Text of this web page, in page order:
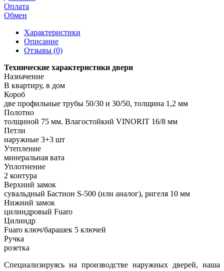
Оплата
Обмен
Характеристики
Описание
Отзывы (0)
Технические характеристики двери
Назначение
В квартиру, в дом
Короб
две профильные трубы 50/30 и 30/50, толщина 1,2 мм
Полотно
толщиной 75 мм. Влагостойкий VINORIT 16/8 мм
Петли
наружные 3+3 шт
Утепление
минеральная вата
Уплотнение
2 контура
Верхний замок
сувальдный Бастион S-500 (или аналог), ригеля 10 мм
Нижний замок
цилиндровый Fuaro
Цилиндр
Fuaro ключ/барашек 5 ключей
Ручка
розетка
Специализируясь на производстве наружных дверей, наша